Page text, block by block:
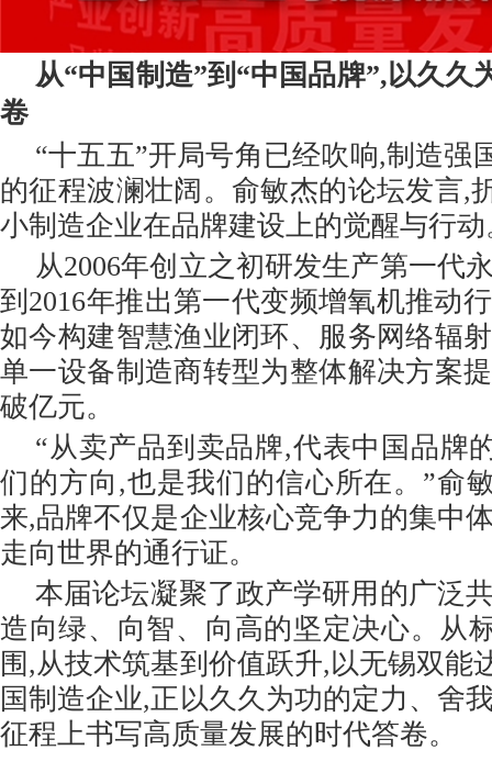
从“中国制造”到“中国品牌”,以久久
卷
“十五五”开局号角已经吹响,制造强
的征程波澜壮阔。俞敏杰的论坛发言,
小制造企业在品牌建设上的觉醒与行动
从2006年创立之初研发生产第一代
到2016年推出第一代变频增氧机推动
如今构建智慧渔业闭环、服务网络辐
单一设备制造商转型为整体解决方案
破亿元。
“从卖产品到卖品牌,代表中国品
们的方向,也是我们的信心所在。”俞
来,品牌不仅是企业核心竞争力的集中
走向世界的通行证。
本届论坛凝聚了政产学研用的广泛
造向绿、向智、向高的坚定决心。从
围,从技术筑基到价值跃升,以无锡双能
国制造企业,正以久久为功的定力、舍
征程上书写高质量发展的时代答卷。